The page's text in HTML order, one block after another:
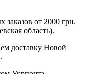
заказов от 2000 грн.
область).
доставку Новой